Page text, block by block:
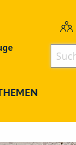
THEMEN